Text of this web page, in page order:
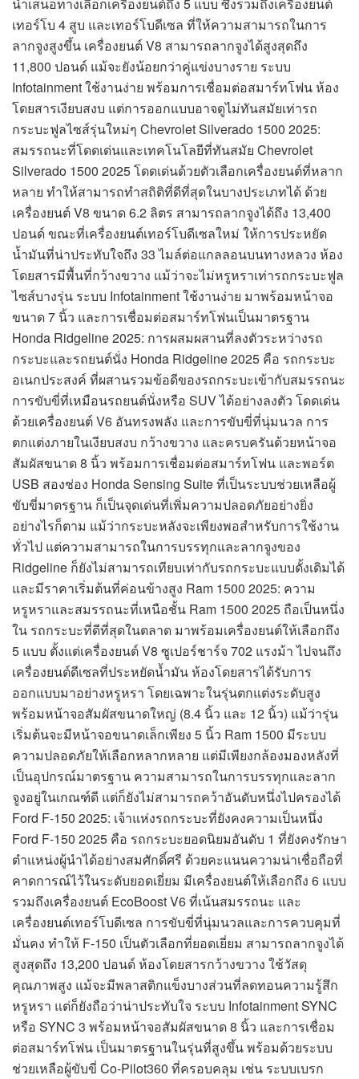
นำเสนอทางเลือกเครื่องยนต์ถึง 5 แบบ ซึ่งรวมถึงเครื่องยนต์
เทอร์โบ 4 สูบ และเทอร์โบดีเซล ที่ให้ความสามารถในการ
ลากจูงสูงขึ้น เครื่องยนต์ V8 สามารถลากจูงได้สูงสุดถึง
11,800 ปอนด์ แม้จะยังน้อยกว่าคู่แข่งบางราย ระบบ
Infotainment ใช้งานง่าย พร้อมการเชื่อมต่อสมาร์ทโฟน ห้อง
โดยสารเงียบสงบ แต่การออกแบบอาจดูไม่ทันสมัยเท่ารถ
กระบะฟูลไซส์รุ่นใหม่ๆ Chevrolet Silverado 1500 2025:
สมรรถนะที่โดดเด่นและเทคโนโลยีที่ทันสมัย Chevrolet
Silverado 1500 2025 โดดเด่นด้วยตัวเลือกเครื่องยนต์ที่หลาก
หลาย ทำให้สามารถทำสถิติที่ดีที่สุดในบางประเภทได้ ด้วย
เครื่องยนต์ V8 ขนาด 6.2 ลิตร สามารถลากจูงได้ถึง 13,400
ปอนด์ ขณะที่เครื่องยนต์เทอร์โบดีเซลใหม่ ให้การประหยัด
น้ำมันที่น่าประทับใจถึง 33 ไมล์ต่อแกลลอนบนทางหลวง ห้อง
โดยสารมีพื้นที่กว้างขวาง แม้ว่าจะไม่หรูหราเท่ารถกระบะฟูล
ไซส์บางรุ่น ระบบ Infotainment ใช้งานง่าย มาพร้อมหน้าจอ
ขนาด 7 นิ้ว และการเชื่อมต่อสมาร์ทโฟนเป็นมาตรฐาน
Honda Ridgeline 2025: การผสมผสานที่ลงตัวระหว่างรถ
กระบะและรถยนต์นั่ง Honda Ridgeline 2025 คือ รถกระบะ
อเนกประสงค์ ที่ผสานรวมข้อดีของรถกระบะเข้ากับสมรรถนะ
การขับขี่ที่เหมือนรถยนต์นั่งหรือ SUV ได้อย่างลงตัว โดดเด่น
ด้วยเครื่องยนต์ V6 อันทรงพลัง และการขับขี่ที่นุ่มนวล การ
ตกแต่งภายในเงียบสงบ กว้างขวาง และครบครันด้วยหน้าจอ
สัมผัสขนาด 8 นิ้ว พร้อมการเชื่อมต่อสมาร์ทโฟน และพอร์ต
USB สองช่อง Honda Sensing Suite ที่เป็นระบบช่วยเหลือผู้
ขับขี่มาตรฐาน ก็เป็นจุดเด่นที่เพิ่มความปลอดภัยอย่างยิ่ง
อย่างไรก็ตาม แม้ว่ากระบะหลังจะเพียงพอสำหรับการใช้งาน
ทั่วไป แต่ความสามารถในการบรรทุกและลากจูงของ
Ridgeline ก็ยังไม่สามารถเทียบเท่ากับรถกระบะแบบดั้งเดิมได้
และมีราคาเริ่มต้นที่ค่อนข้างสูง Ram 1500 2025: ความ
หรูหราและสมรรถนะที่เหนือชั้น Ram 1500 2025 ถือเป็นหนึ่ง
ใน รถกระบะที่ดีที่สุดในตลาด มาพร้อมเครื่องยนต์ให้เลือกถึง
5 แบบ ตั้งแต่เครื่องยนต์ V8 ซูเปอร์ชาร์จ 702 แรงม้า ไปจนถึง
เครื่องยนต์ดีเซลที่ประหยัดน้ำมัน ห้องโดยสารได้รับการ
ออกแบบมาอย่างหรูหรา โดยเฉพาะในรุ่นตกแต่งระดับสูง
พร้อมหน้าจอสัมผัสขนาดใหญ่ (8.4 นิ้ว และ 12 นิ้ว) แม้ว่ารุ่น
เริ่มต้นจะมีหน้าจอขนาดเล็กเพียง 5 นิ้ว Ram 1500 มีระบบ
ความปลอดภัยให้เลือกหลากหลาย แต่มีเพียงกล้องมองหลังที่
เป็นอุปกรณ์มาตรฐาน ความสามารถในการบรรทุกและลาก
จูงอยู่ในเกณฑ์ดี แต่ก็ยังไม่สามารถคว้าอันดับหนึ่งไปครองได้
Ford F-150 2025: เจ้าแห่งรถกระบะที่ยังคงความเป็นหนึ่ง
Ford F-150 2025 คือ รถกระบะยอดนิยมอันดับ 1 ที่ยังคงรักษา
ตำแหน่งผู้นำได้อย่างสมศักดิ์ศรี ด้วยคะแนนความน่าเชื่อถือที่
คาดการณ์ไว้ในระดับยอดเยี่ยม มีเครื่องยนต์ให้เลือกถึง 6 แบบ
รวมถึงเครื่องยนต์ EcoBoost V6 ที่เน้นสมรรถนะ และ
เครื่องยนต์เทอร์โบดีเซล การขับขี่ที่นุ่มนวลและการควบคุมที่
มั่นคง ทำให้ F-150 เป็นตัวเลือกที่ยอดเยี่ยม สามารถลากจูงได้
สูงสุดถึง 13,200 ปอนด์ ห้องโดยสารกว้างขวาง ใช้วัสดุ
คุณภาพสูง แม้จะมีพลาสติกแข็งบางส่วนที่ลดทอนความรู้สึก
หรูหรา แต่ก็ยังถือว่าน่าประทับใจ ระบบ Infotainment SYNC
หรือ SYNC 3 พร้อมหน้าจอสัมผัสขนาด 8 นิ้ว และการเชื่อม
ต่อสมาร์ทโฟน เป็นมาตรฐานในรุ่นที่สูงขึ้น พร้อมด้วยระบบ
ช่วยเหลือผู้ขับขี่ Co-Pilot360 ที่ครอบคลุม เช่น ระบบเบรก